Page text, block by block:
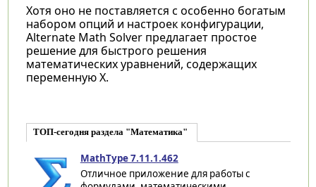
Хотя оно не поставляется с особенно богатым
набором опций и настроек конфигурации,
Alternate Math Solver предлагает простое
решение для быстрого решения
математических уравнений, содержащих
переменную X.
ТОП-сегодня раздела "Математика"
MathType 7.11.1.462
Отличное приложение для работы с